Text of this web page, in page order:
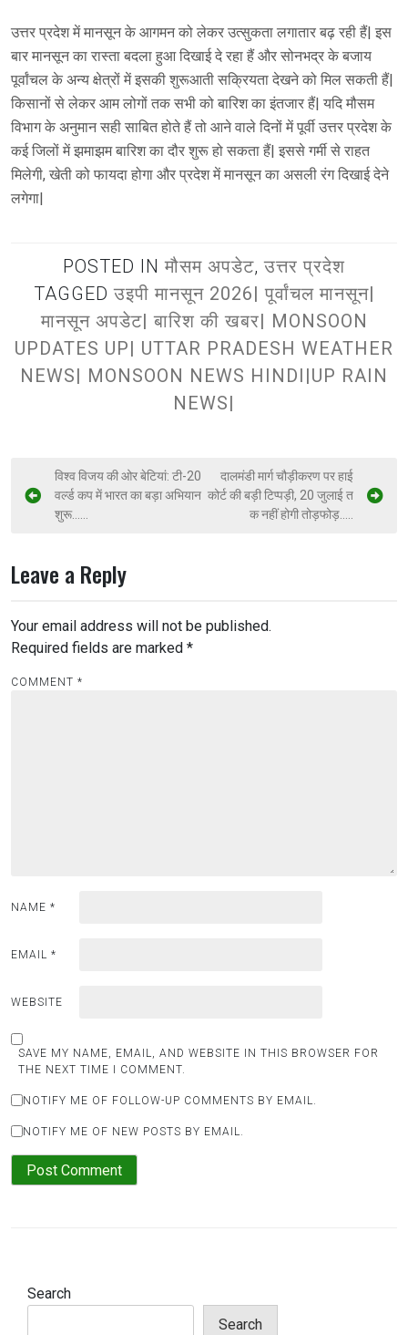
उत्तर प्रदेश में मानसून के आगमन को लेकर उत्सुकता लगातार बढ़ रही हैं| इस
बार मानसून का रास्ता बदला हुआ दिखाई दे रहा हैं और सोनभद्र के बजाय
पूर्वांचल के अन्य क्षेत्रों में इसकी शुरूआती सक्रियता देखने को मिल सकती हैं|
किसानों से लेकर आम लोगों तक सभी को बारिश का इंतजार हैं| यदि मौसम
विभाग के अनुमान सही साबित होते हैं तो आने वाले दिनों में पूर्वी उत्तर प्रदेश के
कई जिलों में झमाझम बारिश का दौर शुरू हो सकता हैं| इससे गर्मी से राहत
मिलेगी, खेती को फायदा होगा और प्रदेश में मानसून का असली रंग दिखाई देने
लगेगा|
POSTED INमौसम अपडेट,उत्तर प्रदेश
TAGGEDउइपी मानसून 2026| पूर्वांचल मानसून|
मानसून अपडेट| बारिश की खबर| MONSOON
UPDATES UP| UTTAR PRADESH WEATHER
NEWS| MONSOON NEWS HINDI|UP RAIN
NEWS|
विश्व विजय की ओर बेटियां: टी-20
वर्ल्ड कप में भारत का बड़ा अभियान
शुरू……
दालमंडी मार्ग चौड़ीकरण पर हाई
कोर्ट की बड़ी टिप्पड़ी, 20 जुलाई त
क नहीं होगी तोड़फोड़…..
Leave a Reply
Your email address will not be published.
Required fields are marked *
COMMENT *
NAME *
EMAIL *
WEBSITE
SAVE MY NAME, EMAIL, AND WEBSITE IN THIS BROWSER FOR
THE NEXT TIME I COMMENT.
NOTIFY ME OF FOLLOW-UP COMMENTS BY EMAIL.
NOTIFY ME OF NEW POSTS BY EMAIL.
Search
Search